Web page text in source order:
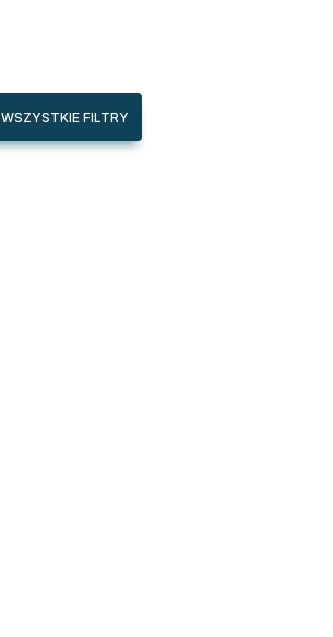
WSZYSTKIE FILTRY